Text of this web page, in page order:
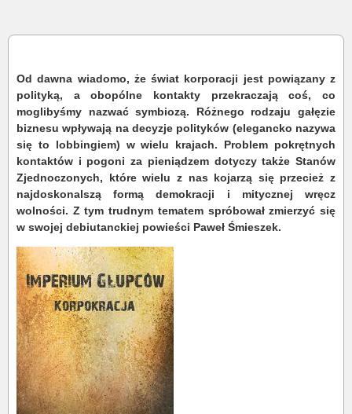
Od dawna wiadomo, że świat korporacji jest powiązany z
polityką, a obopólne kontakty przekraczają coś, co
moglibyśmy nazwać symbiozą. Różnego rodzaju gałęzie
biznesu wpływają na decyzje polityków (elegancko nazywa
się to lobbingiem) w wielu krajach. Problem pokrętnych
kontaktów i pogoni za pieniądzem dotyczy także Stanów
Zjednoczonych, które wielu z nas kojarzą się przecież z
najdoskonalszą formą demokracji i mitycznej wręcz
wolności. Z tym trudnym tematem spróbował zmierzyć się
w swojej debiutanckiej powieści Paweł Śmieszek.